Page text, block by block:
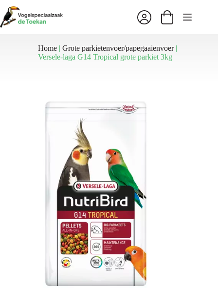
naar
de
inhoud
Winkelwagen
Home |Grote parkietenvoer/papegaaienvoer|
Versele-laga G14 Tropical grote parkiet 3kg